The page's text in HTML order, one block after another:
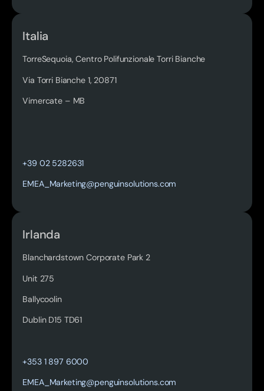
Italia
TorreSequoia, Centro Polifunzionale Torri Bianche
Via Torri Bianche 1, 20871
Vimercate – MB
+39 02 5282631
EMEA_Marketing@penguinsolutions.com
Irlanda
Blanchardstown Corporate Park 2
Unit 275
Ballycoolin
Dublin D15 TD61
+353 1 897 6000
EMEA_Marketing@penguinsolutions.com